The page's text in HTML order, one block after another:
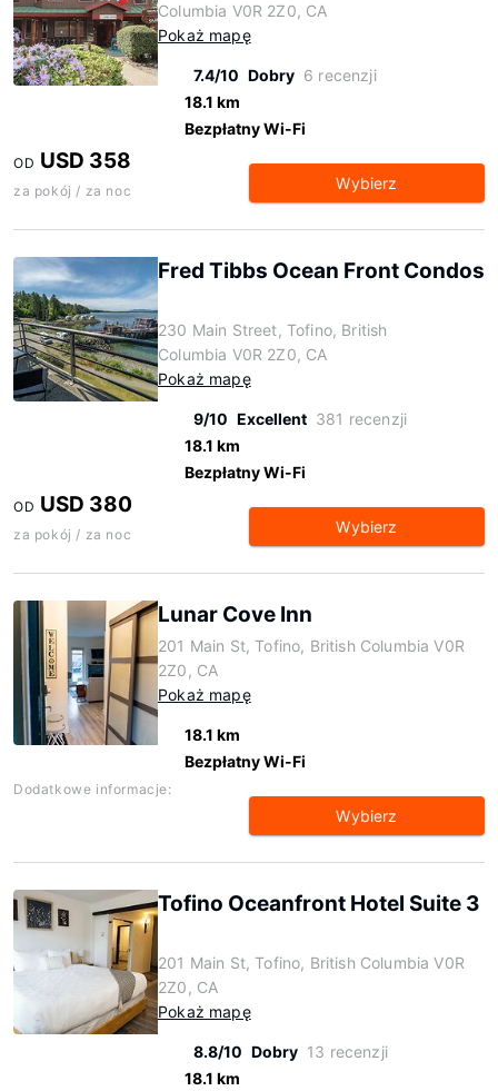
Columbia V0R 2Z0, CA
Pokaż mapę
7.4/10 Dobry 6 recenzji
18.1 km
Bezpłatny Wi-Fi
OD USD 358
za pokój / za noc Wybierz
Fred Tibbs Ocean Front Condos
230 Main Street, Tofino, British
Columbia V0R 2Z0, CA
Pokaż mapę
9/10 Excellent 381 recenzji
18.1 km
Bezpłatny Wi-Fi
OD USD 380
za pokój / za noc Wybierz
Lunar Cove Inn
201 Main St, Tofino, British Columbia V0R
2Z0, CA
Pokaż mapę
18.1 km
Bezpłatny Wi-Fi
Dodatkowe informacje:
Wybierz
Tofino Oceanfront Hotel Suite 3
201 Main St, Tofino, British Columbia V0R
2Z0, CA
Pokaż mapę
8.8/10 Dobry 13 recenzji
18.1 km